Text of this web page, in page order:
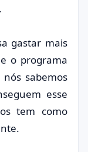
gastar mais
o programa
sabemos
esse
tem como